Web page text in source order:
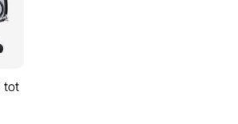
tot